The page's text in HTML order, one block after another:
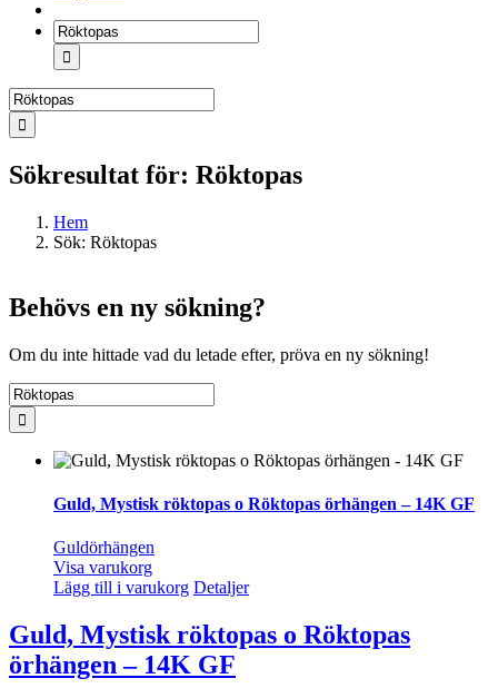
Sök
efter:
Sök
efter:
Sökresultat för: Röktopas
Hem
Sök: Röktopas
Behövs en ny sökning?
Om du inte hittade vad du letade efter, pröva en ny sökning!
Sök
efter:
Guld, Mystisk röktopas o Röktopas örhängen – 14K GF
Guldörhängen
Visa varukorg
Lägg till i varukorg Detaljer
Guld, Mystisk röktopas o Röktopas
örhängen – 14K GF